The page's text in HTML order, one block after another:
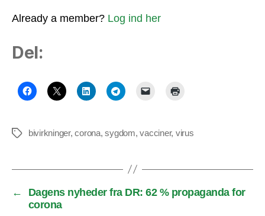
Already a member? Log ind her
Del:
Tags bivirkninger,corona,sygdom,vacciner, virus
←
Dagens nyheder fra DR: 62 % propaganda for
corona